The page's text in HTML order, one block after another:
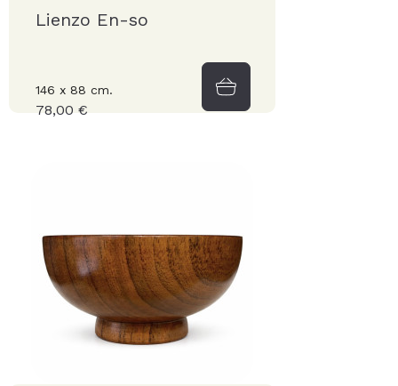
Lienzo En-so
146 x 88 cm.
78,00 €